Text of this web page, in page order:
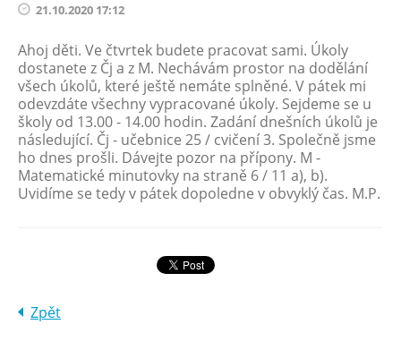
21.10.2020 17:12
Ahoj děti. Ve čtvrtek budete pracovat sami. Úkoly
dostanete z Čj a z M. Nechávám prostor na dodělání
všech úkolů, které ještě nemáte splněné. V pátek mi
odevzdáte všechny vypracované úkoly. Sejdeme se u
školy od 13.00 - 14.00 hodin. Zadání dnešních úkolů je
následující. Čj - učebnice 25 / cvičení 3. Společně jsme
ho dnes prošli. Dávejte pozor na přípony. M -
Matematické minutovky na straně 6 / 11 a), b).
Uvidíme se tedy v pátek dopoledne v obvyklý čas. M.P.
Zpět